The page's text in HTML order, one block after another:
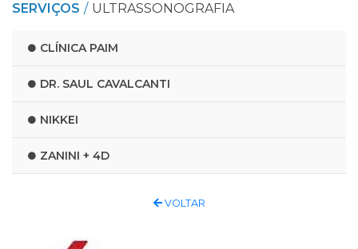
SERVIÇOS ULTRASSONOGRAFIA
CLÍNICA PAIM
DR. SAUL CAVALCANTI
NIKKEI
ZANINI + 4D
VOLTAR